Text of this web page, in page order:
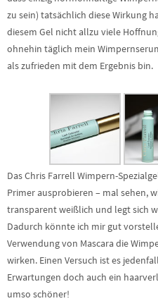
zu sein) tatsächlich diese Wirkung
diesem Gel nicht allzu viele
ohnehin täglich mein
als zufrieden mit dem Ergebnis bin.
Das Chris Farrell Wimpern-
Primer ausprobieren – mal sehen,
transparent weißlich und legt sich
Dadurch könnte ich mir gut
Verwendung von Mascara die
wirken. Einen Versuch ist es
Erwartungen doch auch ein
umso schöner!